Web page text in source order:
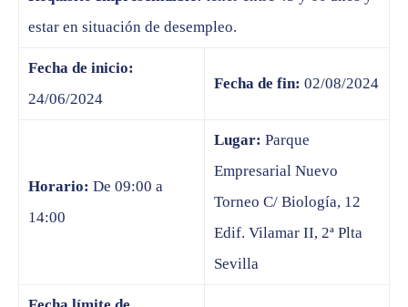
estar en situación de desempleo.
Fecha de inicio:
24/06/2024
Fecha de fin: 02/08/2024
Horario: De 09:00 a
14:00
Lugar: Parque
Empresarial Nuevo
Torneo C/ Biología, 12
Edif. Vilamar II, 2ª Plta
Sevilla